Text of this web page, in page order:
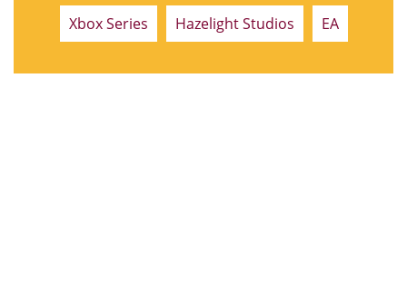
Xbox Series Hazelight Studios EA